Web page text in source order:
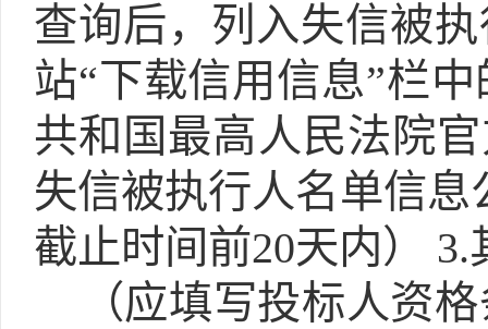
查询后，列入失信被
站“下载信用信息”栏
共和国最高人民法院官
失信被执行人名单信
截止时间前20天内）
（应填写投标人资格